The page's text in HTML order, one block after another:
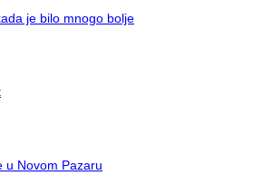
je bilo mnogo bolje
u Novom Pazaru